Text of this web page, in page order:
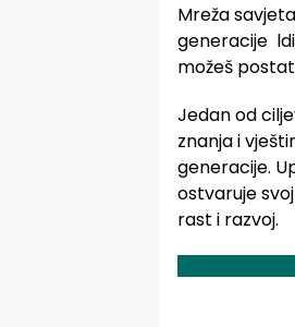
Mreža
generacije
možeš
Jedan od
znanja i
generacije.
ostvaruje
rast i razvoj.